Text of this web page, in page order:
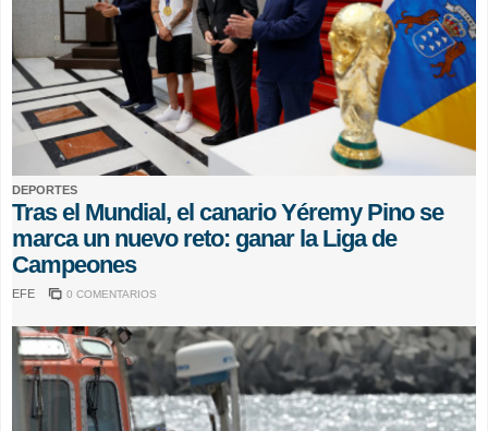
DEPORTES
Tras el Mundial, el canario Yéremy Pino se
marca un nuevo reto: ganar la Liga de
Campeones
EFE 0 COMENTARIOS